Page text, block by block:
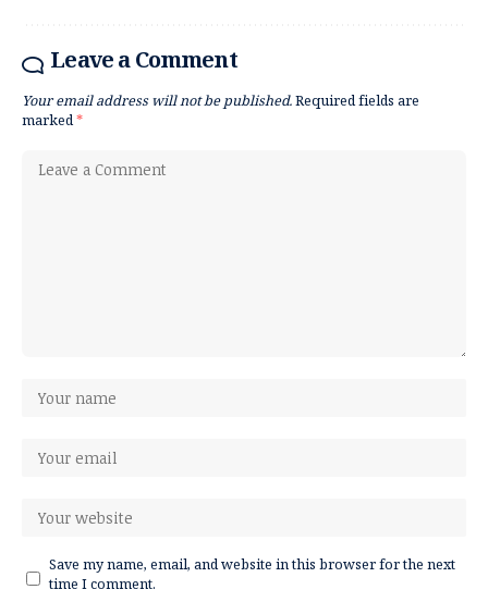
Leave a Comment
Your email address will not be published.Required fields are
marked*
Save my name, email, and website in this browser for the next
time I comment.